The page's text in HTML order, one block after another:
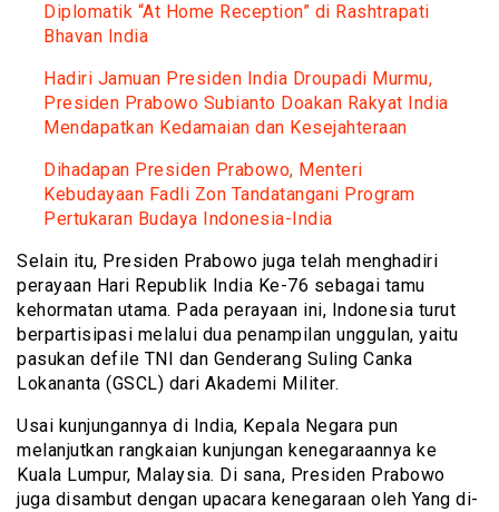
Diplomatik “At Home Reception” di Rashtrapati
Bhavan India
Hadiri Jamuan Presiden India Droupadi Murmu,
Presiden Prabowo Subianto Doakan Rakyat India
Mendapatkan Kedamaian dan Kesejahteraan
Dihadapan Presiden Prabowo, Menteri
Kebudayaan Fadli Zon Tandatangani Program
Pertukaran Budaya Indonesia-India
Selain itu, Presiden Prabowo juga telah menghadiri
perayaan Hari Republik India Ke-76 sebagai tamu
kehormatan utama. Pada perayaan ini, Indonesia turut
berpartisipasi melalui dua penampilan unggulan, yaitu
pasukan defile TNI dan Genderang Suling Canka
Lokananta (GSCL) dari Akademi Militer.
Usai kunjungannya di India, Kepala Negara pun
melanjutkan rangkaian kunjungan kenegaraannya ke
Kuala Lumpur, Malaysia. Di sana, Presiden Prabowo
juga disambut dengan upacara kenegaraan oleh Yang di-